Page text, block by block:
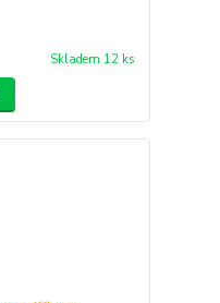
Skladem 12 ks